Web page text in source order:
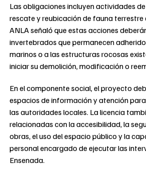
Las obligaciones incluyen actividades
rescate y reubicación de fauna terrestre
ANLA señaló que estas acciones
invertebrados que permanecen
marinos o a las estructuras rocosas
iniciar su demolición, modificación o
En el componente social, el proyecto
espacios de información y atención
las autoridades locales. La licencia
relacionadas con la accesibilidad, la
obras, el uso del espacio público y la
personal encargado de ejecutar las
Ensenada.